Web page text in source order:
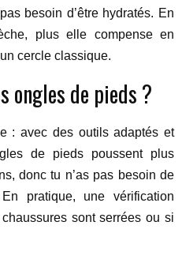
besoin d’être hydratés. En
plus elle compense en
cercle classique.
ongles de pieds ?
: avec des outils adaptés et
de pieds poussent plus
donc tu n’as pas besoin de
pratique, une vérification
sont serrées ou si